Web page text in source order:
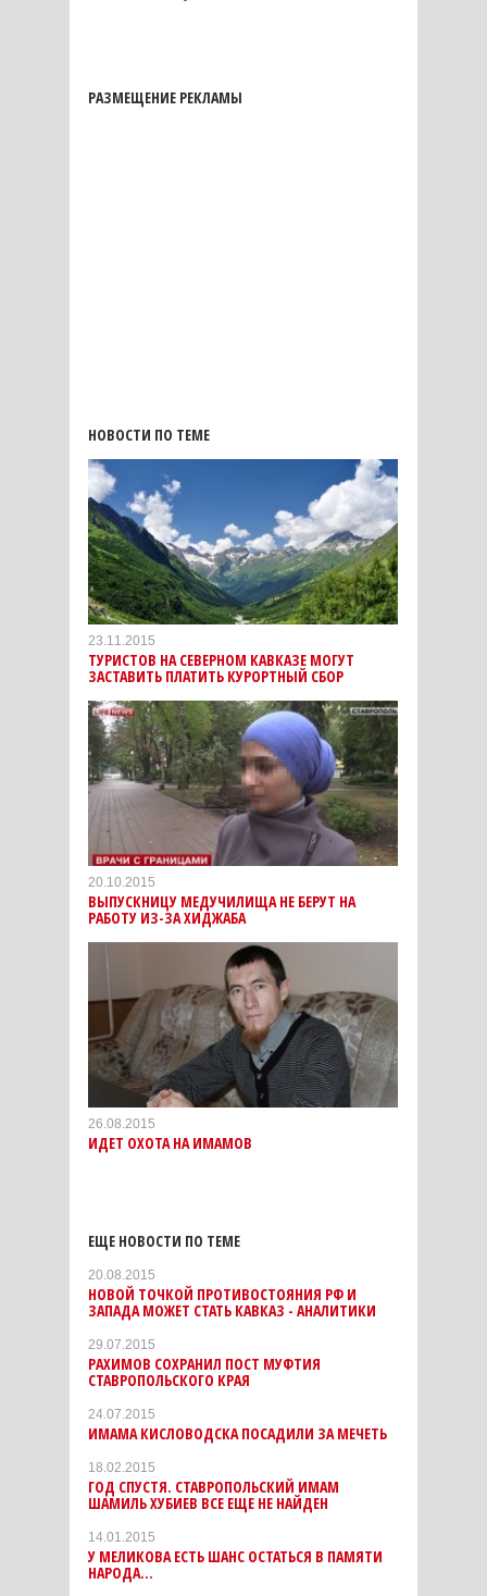
РАЗМЕЩЕНИЕ РЕКЛАМЫ
НОВОСТИ ПО ТЕМЕ
23.11.2015
ТУРИСТОВ НА СЕВЕРНОМ КАВКАЗЕ МОГУТ
ЗАСТАВИТЬ ПЛАТИТЬ КУРОРТНЫЙ СБОР
20.10.2015
ВЫПУСКНИЦУ МЕДУЧИЛИЩА НЕ БЕРУТ НА
РАБОТУ ИЗ-ЗА ХИДЖАБА
26.08.2015
ИДЕТ ОХОТА НА ИМАМОВ
ЕЩЕ НОВОСТИ ПО ТЕМЕ
20.08.2015
НОВОЙ ТОЧКОЙ ПРОТИВОСТОЯНИЯ РФ И
ЗАПАДА МОЖЕТ СТАТЬ КАВКАЗ - АНАЛИТИКИ
29.07.2015
РАХИМОВ СОХРАНИЛ ПОСТ МУФТИЯ
СТАВРОПОЛЬСКОГО КРАЯ
24.07.2015
ИМАМА КИСЛОВОДСКА ПОСАДИЛИ ЗА МЕЧЕТЬ
18.02.2015
ГОД СПУСТЯ. СТАВРОПОЛЬСКИЙ ИМАМ
ШАМИЛЬ ХУБИЕВ ВСЕ ЕЩЕ НЕ НАЙДЕН
14.01.2015
У МЕЛИКОВА ЕСТЬ ШАНС ОСТАТЬСЯ В ПАМЯТИ
НАРОДА...